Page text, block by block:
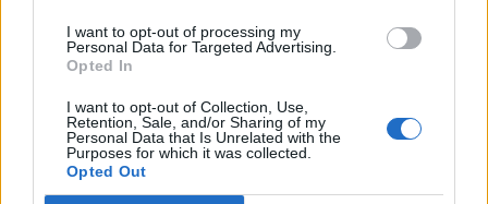
I want to opt-out of processing my
Personal Data for Targeted Advertising.
Opted In
I want to opt-out of Collection, Use,
Retention, Sale, and/or Sharing of my
Personal Data that Is Unrelated with the
Purposes for which it was collected.
Opted Out